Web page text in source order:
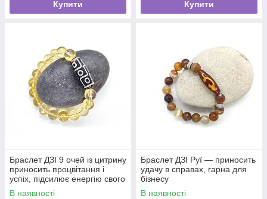
Купити Купити
Браслет ДЗІ 9 очей із цитрину
приносить процвітання і
успіх, підсилює енергію свого
власника
В наявності
Браслет ДЗІ Руї — приносить
удачу в справах, гарна для
бізнесу
В наявності